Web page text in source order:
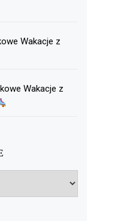
Wakacje z
Wakacje z